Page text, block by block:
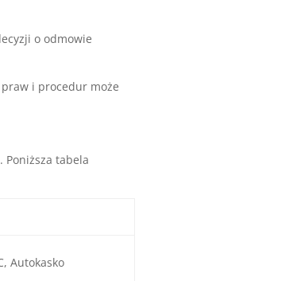
o odmowie
i procedur może
tabela
Autokasko